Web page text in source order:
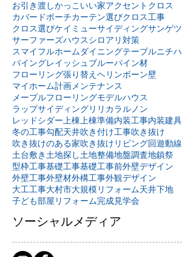
お引き渡しかっこいい家アクセントクロス
カバードポーチカーテン選びクロス工事
クロス選びケイミューサイディングサンゲツ
サーファーズハウスシロアリ対策
スマイフルホームダイニングテーブルニチハ
パイングレイッシュブルーパイン材
フローリング張り替え ヘリンボーン壁
マイホーム計画メンテナンス
メープルフローリングモデルハウス
ラップサイディングリリカラルノン
レッドシダー上棟上棟準備内装工事内装建具
冬の工事勾配天井吹き付け工事吹き抜け
吹き抜けのある家吹き抜けリビング回遊動線
土台敷き土地探し土地整備地盤調査地鎮祭
型枠工事基礎工事基礎工事前外壁デザイン
外壁工事外壁材外構工事外観デザイン
大工工事大村市大規模リフォーム天井下地
子ども部屋リフォーム完成見学会
ソーシャルメディア